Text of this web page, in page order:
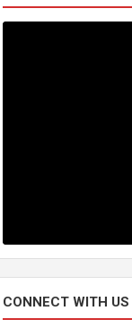
CONNECT WITH US